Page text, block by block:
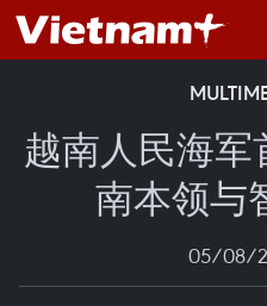
越南人民海
南本领与
05/08/